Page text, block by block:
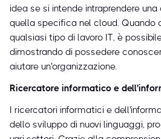
idea se si intende intraprendere
quella specifica nel cloud. Quando
qualsiasi tipo di lavoro IT, è
dimostrando di possedere
aiutare un'organizzazione.
Ricercatore informatico e
I ricercatori informatici e
dello sviluppo di nuovi linguaggi,